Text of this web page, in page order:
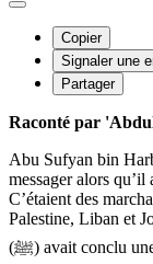
Copier
Signaler une
Partager
Raconté par
Abu Sufyan bin
messager alors
C’étaient des
Palestine, Liban et
(ﷺ) avait conclu une trêve avec Abu Sufyan et les infidèles de